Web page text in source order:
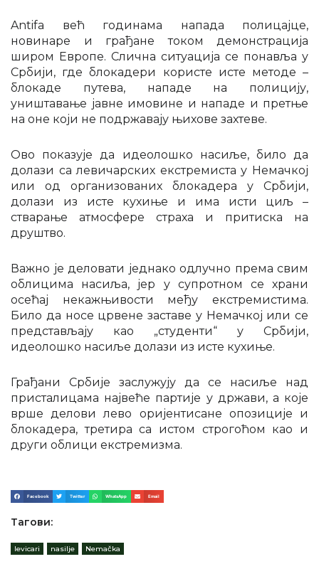
Antifa већ годинама напада полицајце,
новинаре и грађане током демонстрација
широм Европе. Слична ситуација се понавља у
Србији, где блокадери користе исте методе –
блокаде путева, нападе на полицију,
уништавање јавне имовине и нападе и претње
на оне који не подржавају њихове захтеве.
Ово показује да идеолошко насиље, било да
долази са левичарских екстремиста у Немачкој
или од организованих блокадера у Србији,
долази из исте кухиње и има исти циљ –
стварање атмосфере страха и притиска на
друштво.
Важно је деловати једнако одлучно према свим
облицима насиља, јер у супротном се храни
осећај некажњивости међу екстремистима.
Било да носе црвене заставе у Немачкој или се
представљају као „студенти“ у Србији,
идеолошко насиље долази из исте кухиње.
Грађани Србије заслужују да се насиље над
присталицама највеће партије у држави, а које
врше делови лево оријентисане опозиције и
блокадера, третира са истом строгоћом као и
други облици екстремизма.
Facebook Twitter WhatsApp Email
Тагови:
levicari nasilje Nemačka